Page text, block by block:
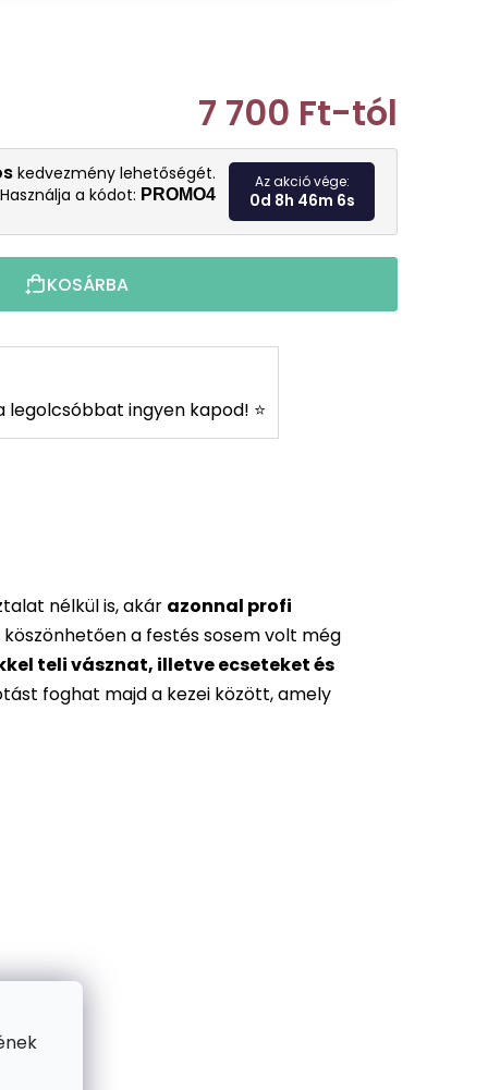
7 700 Ft-tól
Egységár:
kedvezmény lehetőségét.
Használja a kódot: PROMO4
Az akció vége:
0d 8h 46m 5s
KOSÁRBA
legolcsóbbat ingyen kapod! ⭐
nélkül is, akár azonnal profi
a festés sosem volt még
teli vásznat, illetve ecseteket és
foghat majd a kezei között, amely